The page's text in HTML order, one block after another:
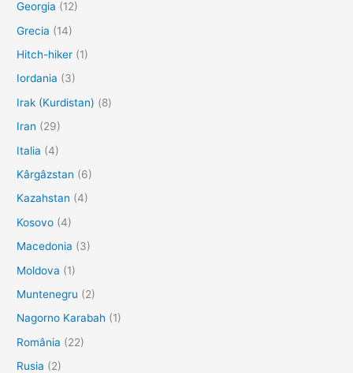
Georgia (12)
Grecia (14)
Hitch-hiker (1)
Iordania (3)
Irak (Kurdistan) (8)
Iran (29)
Italia (4)
Kârgâzstan (6)
Kazahstan (4)
Kosovo (4)
Macedonia (3)
Moldova (1)
Muntenegru (2)
Nagorno Karabah (1)
România (22)
Rusia (2)